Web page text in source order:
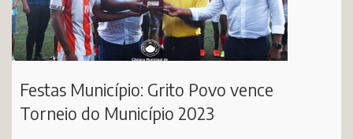
Festas Município: Grito Povo vence
Torneio do Município 2023